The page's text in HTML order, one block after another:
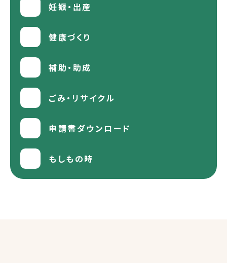
妊娠・出産
健康づくり
補助・助成
ごみ・リサイクル
申請書ダウンロード
もしもの時